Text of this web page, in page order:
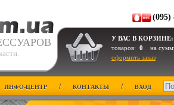
(095)
У ВАС В КОРЗИНЕ:
товаров: 0 на
оформить заказ
ИНФО-ЦЕНТР / КОНТАКТЫ / ВХОД